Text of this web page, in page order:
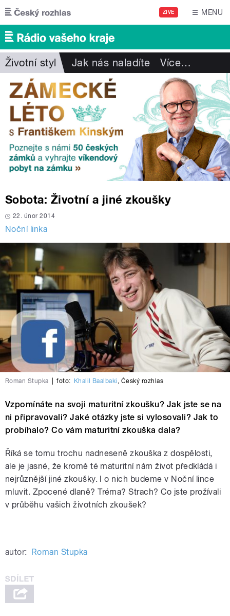
Přejít k hlavnímu obsahu
ŽIVĚ MENU
Životní styl Jak nás naladíte Více…
Sobota: Životní a jiné zkoušky
22. únor 2014
Noční linka
Roman Stupka foto: Khalil Baalbaki , Český rozhlas
Vzpomínáte na svoji maturitní zkoušku? Jak jste se na
ni připravovali? Jaké otázky jste si vylosovali? Jak to
probíhalo? Co vám maturitní zkouška dala?
Říká se tomu trochu nadneseně zkouška z dospělosti,
ale je jasné, že kromě té maturitní nám život předkládá i
nejrůznější jiné zkoušky. I o nich budeme v Noční lince
mluvit. Zpocené dlaně? Tréma? Strach? Co jste prožívali
v průběhu vašich životních zkoušek?
autor: Roman Stupka